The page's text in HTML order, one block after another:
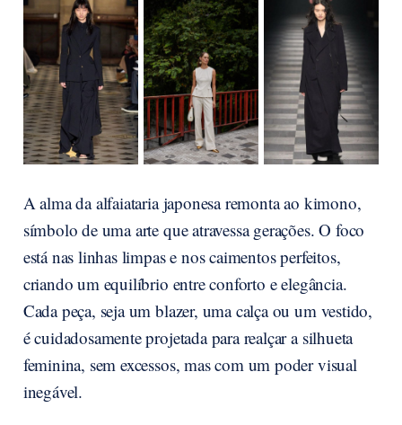
A alma da alfaiataria japonesa remonta ao kimono,
símbolo de uma arte que atravessa gerações. O foco
está nas linhas limpas e nos caimentos perfeitos,
criando um equilíbrio entre conforto e elegância.
Cada peça, seja um blazer, uma calça ou um vestido,
é cuidadosamente projetada para realçar a silhueta
feminina, sem excessos, mas com um poder visual
inegável.